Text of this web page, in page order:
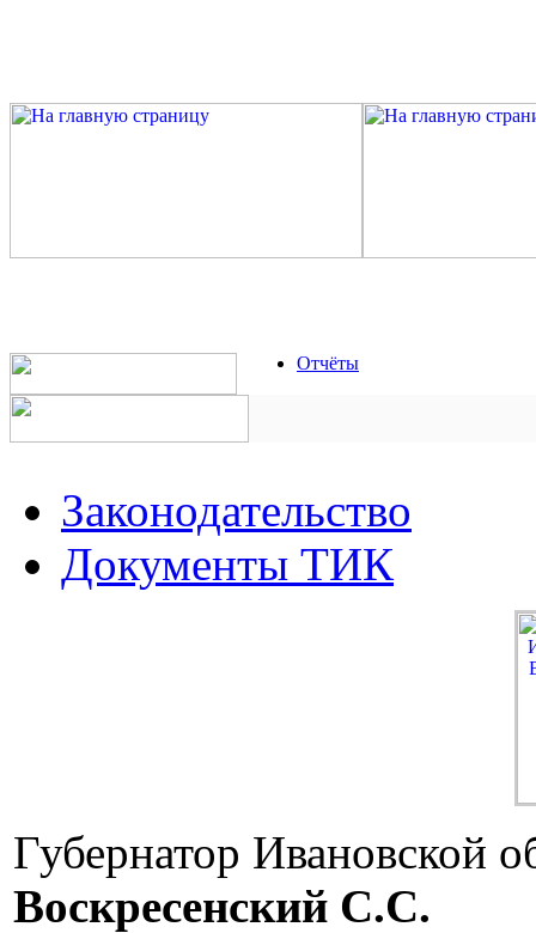
Отчёты
Законодательство
Документы ТИК
Губернатор Ивановской
Воскресенский C.C.